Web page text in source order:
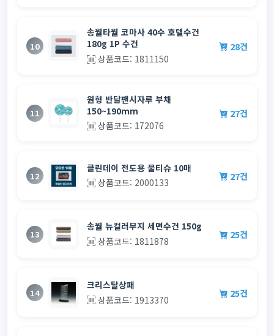
10
송월타월 코마사 40수 호텔수건
180g 1P 수건
상품코드: 1811150
28건
11
원형 반달팬시자루 부채
150~190mm
상품코드: 172076
27건
12
클린데이 전도용 물티슈 10매
상품코드: 2000133
27건
13
송월 뉴컬러무지 세면수건 150g
상품코드: 1811878
25건
14
크리스탈상패
상품코드: 1913370
25건